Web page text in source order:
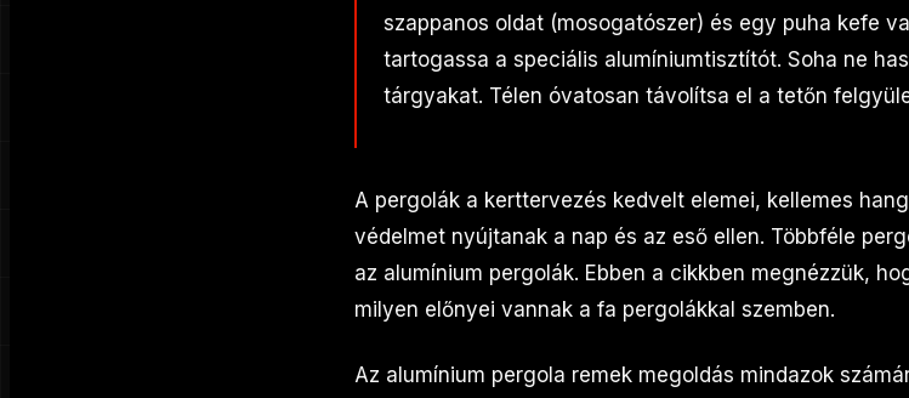
szappanos oldat (mosogatószer) és egy puha kefe
tartogassa a speciális alumíniumtisztítót. Soha ne
tárgyakat. Télen óvatosan távolítsa el a tetőn
A pergolák a kerttervezés kedvelt elemei, kellemes
védelmet nyújtanak a nap és az eső ellen. Többféle
az alumínium pergolák. Ebben a cikkben megnézzük,
milyen előnyei vannak a fa pergolákkal szemben.
Az alumínium pergola remek megoldás mindazok